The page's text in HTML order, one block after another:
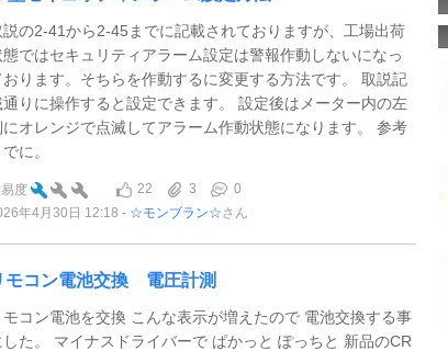
説の2-41から2-45までに記載されておりますが、工場出荷
態ではセキュリティアラーム設定は警報作動しないになっ
おります。そちらを作動するに変更する方法です。 取説記
通りに操作すると設定できます。 設定後はメーター内の左
にオレンジで点滅してアラーム作動状態になります。 参考
に。
度 22 3
0
年4月30日 12:18
☆モンブラン☆さん
モコン電池交換 電圧計測
モコン電池を交換 こんな表示が増えたので 電池交換する事
した。 マイナスドライバーで ぱかっと ぽっちと 新品のCR